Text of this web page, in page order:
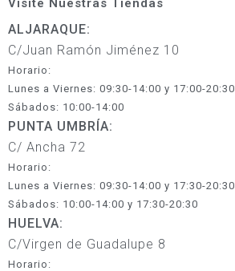
ALJARAQUE:
C/Juan Ramón Jiménez 10
Horario:
Lunes a Viernes: 09:30-14:00 y 17:00-20:30
Sábados: 10:00-14:00
PUNTA UMBRÍA:
C/ Ancha 72
Horario:
Lunes a Viernes: 09:30-14:00 y 17:30-20:30
Sábados: 10:00-14:00 y 17:30-20:30
HUELVA:
C/Virgen de Guadalupe 8
Horario: